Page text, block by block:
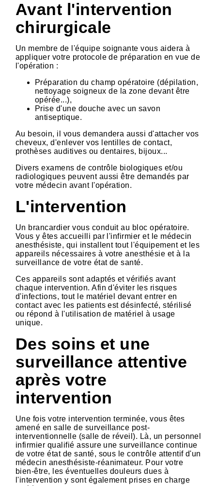
Avant l'intervention
chirurgicale
Un membre de l'équipe soignante vous aidera à
appliquer votre protocole de préparation en vue de
l'opération :
Préparation du champ opératoire (dépilation,
nettoyage soigneux de la zone devant être
opérée...),
Prise d'une douche avec un savon
antiseptique.
Au besoin, il vous demandera aussi d'attacher vos
cheveux, d'enlever vos lentilles de contact,
prothèses auditives ou dentaires, bijoux...
Divers examens de contrôle biologiques et/ou
radiologiques peuvent aussi être demandés par
votre médecin avant l'opération.
L'intervention
Un brancardier vous conduit au bloc opératoire.
Vous y êtes accueilli par l'infirmier et le médecin
anesthésiste, qui installent tout l'équipement et les
appareils nécessaires à votre anesthésie et à la
surveillance de votre état de santé.
Ces appareils sont adaptés et vérifiés avant
chaque intervention. Afin d'éviter les risques
d'infections, tout le matériel devant entrer en
contact avec les patients est désinfecté, stérilisé
ou répond à l'utilisation de matériel à usage
unique.
Des soins et une
surveillance attentive
après votre
intervention
Une fois votre intervention terminée, vous êtes
amené en salle de surveillance post-
interventionnelle (salle de réveil). Là, un personnel
infirmier qualifié assure une surveillance continue
de votre état de santé, sous le contrôle attentif d'un
médecin anesthésiste-réanimateur. Pour votre
bien-être, les éventuelles douleurs dues à
l'intervention y sont également prises en charge